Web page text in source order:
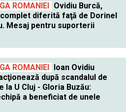
ROMANIEI Ovidiu Burcă,
diferită faţă de Dorinel
Mesaj pentru suporterii
ROMANIEI Ioan Ovidiu
după scandalul de
la U Cluj - Gloria Buzău:
a beneficiat de unele